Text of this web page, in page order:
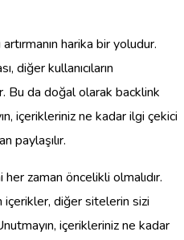
harika bir yoludur.
diğer kullanıcıların
Bu da doğal olarak backlink
içerikleriniz ne kadar ilgi çekici
paylaşılır.
zaman öncelikli olmalıdır.
içerikler, diğer sitelerin sizi
içerikleriniz ne kadar